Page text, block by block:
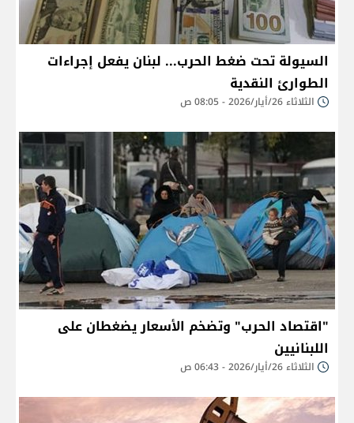
السيولة تحت ضغط الحرب... لبنان يفعل إجراءات
الطوارئ النقدية
الثلاثاء 26/أيار/2026 - 08:05 ص
"اقتصاد الحرب" وتضخم الأسعار يضغطان على
اللبنانيين
الثلاثاء 26/أيار/2026 - 06:43 ص